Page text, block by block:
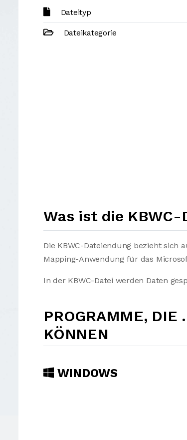
Dateityp
Dateikategorie
Was ist die KBWC-
Die KBWC-Dateiendung bezieht sich
Mapping-Anwendung für das
In der KBWC-Datei werden Daten
PROGRAMME, DIE
KÖNNEN
WINDOWS